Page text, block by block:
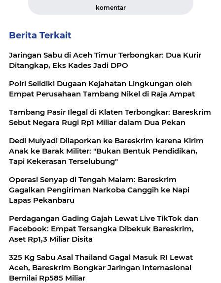
komentar
Berita Terkait
Jaringan Sabu di Aceh Timur Terbongkar: Dua Kurir
Ditangkap, Eks Kades Jadi DPO
Polri Selidiki Dugaan Kejahatan Lingkungan oleh
Empat Perusahaan Tambang Nikel di Raja Ampat
Tambang Pasir Ilegal di Klaten Terbongkar: Bareskrim
Sebut Negara Rugi Rp1 Miliar dalam Dua Pekan
Dedi Mulyadi Dilaporkan ke Bareskrim karena Kirim
Anak ke Barak Militer: "Bukan Bentuk Pendidikan,
Tapi Kekerasan Terselubung"
Operasi Senyap di Tengah Malam: Bareskrim
Gagalkan Pengiriman Narkoba Canggih ke Napi
Lapas Pekanbaru
Perdagangan Gading Gajah Lewat Live TikTok dan
Facebook: Empat Tersangka Dibekuk Bareskrim,
Aset Rp1,3 Miliar Disita
325 Kg Sabu Asal Thailand Gagal Masuk RI Lewat
Aceh, Bareskrim Bongkar Jaringan Internasional
Bernilai Rp585 Miliar